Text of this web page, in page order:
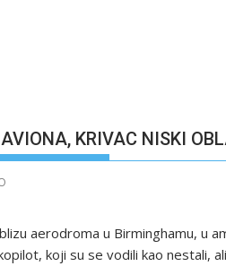
KRIVAC NISKI
aerodroma u Birminghamu, u
koji su se vodili kao nestali,